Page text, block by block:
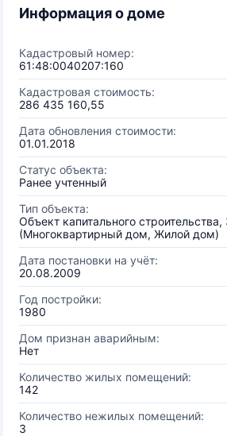
Информация о доме
Кадастровый номер:
61:48:0040207:160
Кадастровая стоимость:
286 435 160,55
Дата обновления стоимости:
01.01.2018
Статус объекта:
Ранее учтенный
Тип объекта:
Объект капитального
(Многоквартирный дом, Жилой дом)
Дата постановки на учёт:
20.08.2009
Год постройки:
1980
Дом признан аварийным:
Нет
Количество жилых помещений:
142
Количество нежилых помещений:
3